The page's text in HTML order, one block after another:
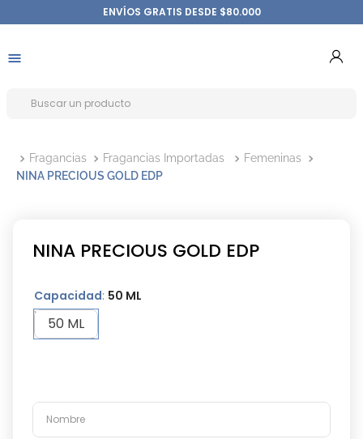
ENVÍOS GRATIS DESDE $80.000
Fragancias Fragancias Importadas
Femeninas
NINA PRECIOUS GOLD EDP
NINA PRECIOUS GOLD EDP
Capacidad: 50 ML
50 ML